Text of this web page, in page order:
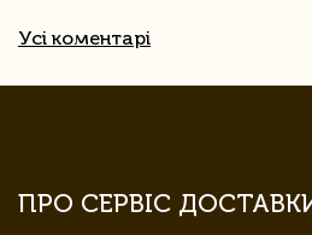
Усі коментарі
ПРО СЕРВІС ДОСТАВКИ